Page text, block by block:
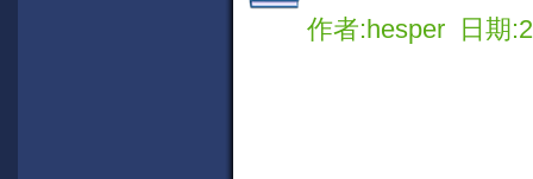
作者:hesper 日期